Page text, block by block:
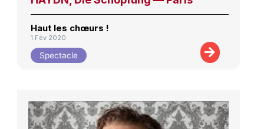
Haut les chœurs !
1 Fév 2020
Spectacle